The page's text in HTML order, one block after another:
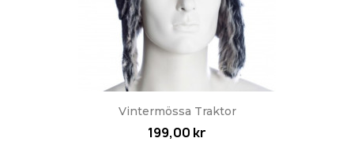
Vintermössa Traktor
199,00 kr